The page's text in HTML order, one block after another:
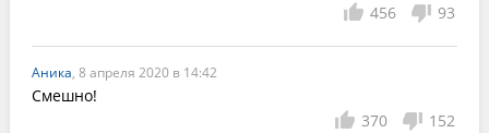
456
93
Аника, 8 апреля 2020 в 14:42
Смешно!
370
152